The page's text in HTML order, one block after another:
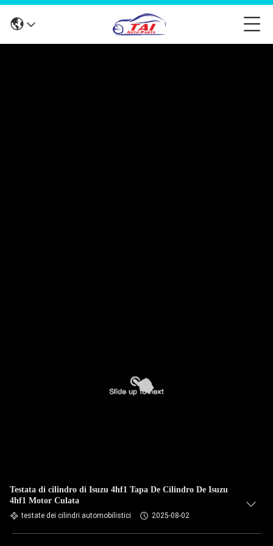
Testata di cilindro di Isuzu 4hf1 Tapa De Cilindro De Isuzu
4hf1 Motor Culata
testate dei cilindri automobilistici 2025-08-02